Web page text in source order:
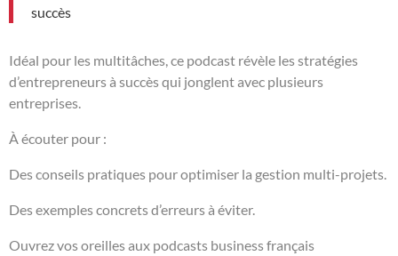
succès
Idéal pour les multitâches, ce podcast révèle les stratégies
d’entrepreneurs à succès qui jonglent avec plusieurs
entreprises.
À écouter pour :
Des conseils pratiques pour optimiser la gestion multi-projets.
Des exemples concrets d’erreurs à éviter.
Ouvrez vos oreilles aux podcasts business français